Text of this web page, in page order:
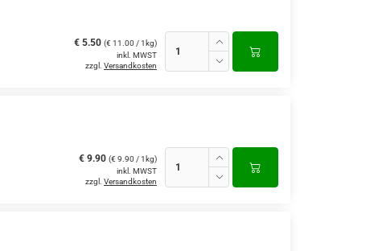
€ 5.50 (€ 11.00 / 1kg)
inkl. MWST
zzgl. Versandkosten
€ 9.90 (€ 9.90 / 1kg)
inkl. MWST
zzgl. Versandkosten